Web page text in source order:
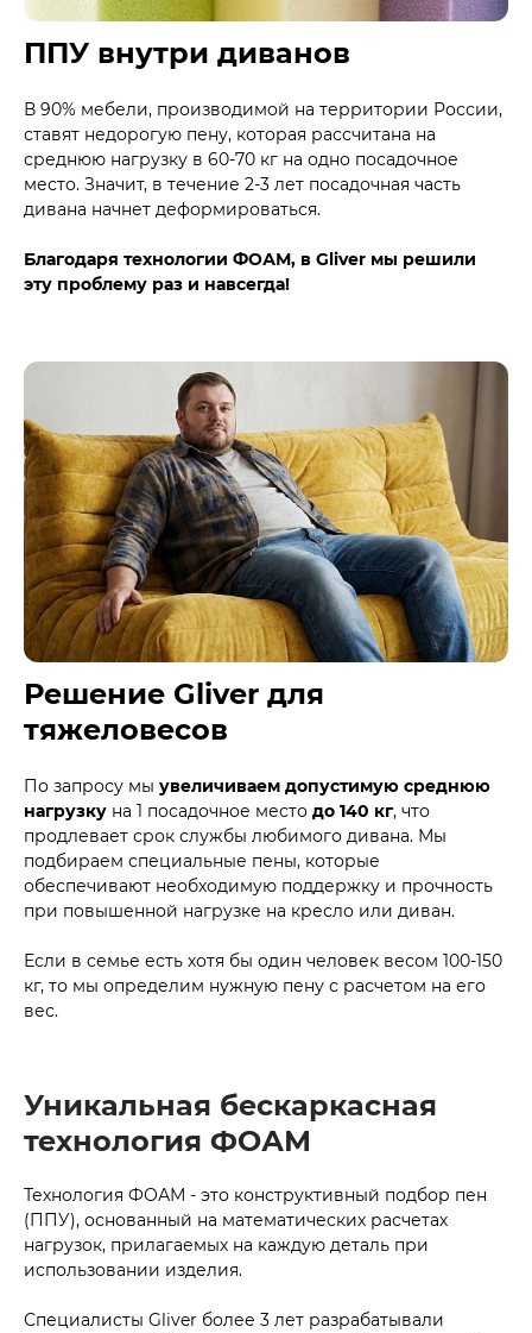
ППУ внутри диванов
В 90% мебели, производимой на территории России,
ставят недорогую пену, которая рассчитана на
среднюю нагрузку в 60-70 кг на одно посадочное
место. Значит, в течение 2-3 лет посадочная часть
дивана начнет деформироваться.
Благодаря технологии ФОАМ, в Gliver мы решили
эту проблему раз и навсегда!
Решение Gliver для
тяжеловесов
По запросу мы увеличиваем допустимую среднюю
нагрузку на 1 посадочное место до 140 кг, что
продлевает срок службы любимого дивана. Мы
подбираем специальные пены, которые
обеспечивают необходимую поддержку и прочность
при повышенной нагрузке на кресло или диван.
Если в семье есть хотя бы один человек весом 100-150
кг, то мы определим нужную пену с расчетом на его
вес.
Уникальная бескаркасная
технология ФОАМ
Технология ФОАМ - это конструктивный подбор пен
(ППУ), основанный на математических расчетах
нагрузок, прилагаемых на каждую деталь при
использовании изделия.
Специалисты Gliver более 3 лет разрабатывали